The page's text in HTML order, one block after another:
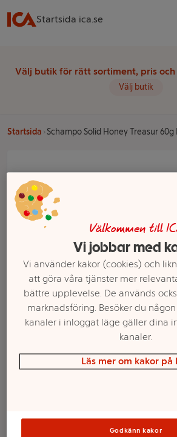
Startsida ica.se
Välj butik för rätt sortiment, pris
Välj butik
Startsida Schampo Solid Honey Treasur 60g
Välj butik och
Välkommen till
Vi jobbar med
Vi använder kakor (cookies) och
att göra våra tjänster mer
bättre upplevelse. De används
marknadsföring. Besöker du
kanaler i inloggat läge gäller dina
kanaler.
Läs mer om kakor på
Godkänn kakor